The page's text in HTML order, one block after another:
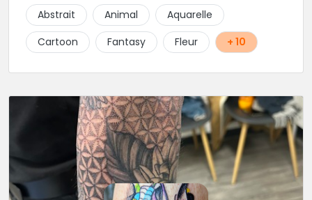
Abstrait
Animal
Aquarelle
Cartoon
Fantasy Fleur + 10